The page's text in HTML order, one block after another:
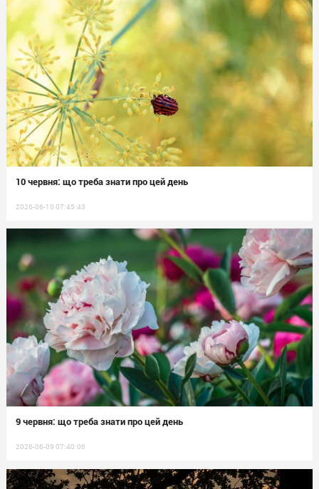
10 червня: що треба знати про цей день
2026-06-10 07:45:43
9 червня: що треба знати про цей день
2026-06-09 07:40:06